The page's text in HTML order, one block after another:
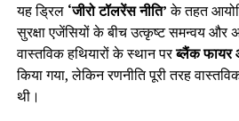
यह ड्रिल ‘जीरो टॉलरेंस नीति’के तहत
सुरक्षा एजेंसियों के बीच उत्कृष्ट समन्वय और
वास्तविक हथियारों के स्थान परब्लैंक फायर
किया गया, लेकिन रणनीति पूरी तरह
थी।